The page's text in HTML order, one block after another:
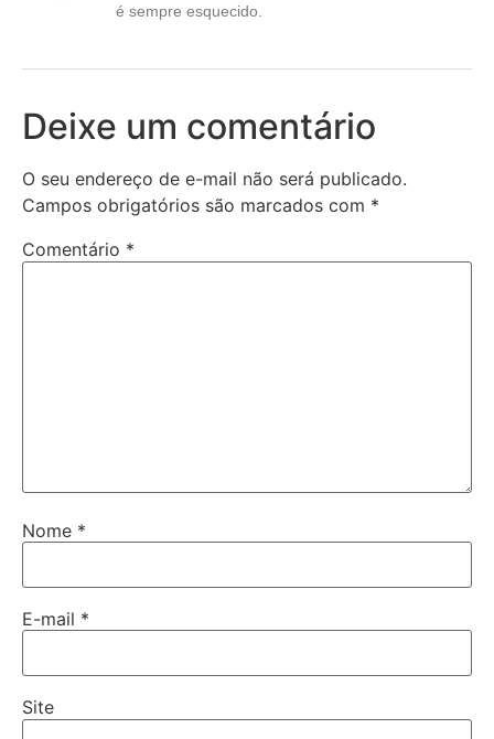
é sempre esquecido.
Deixe um comentário
O seu endereço de e-mail não será publicado.
Campos obrigatórios são marcados com *
Comentário *
Nome *
E-mail *
Site